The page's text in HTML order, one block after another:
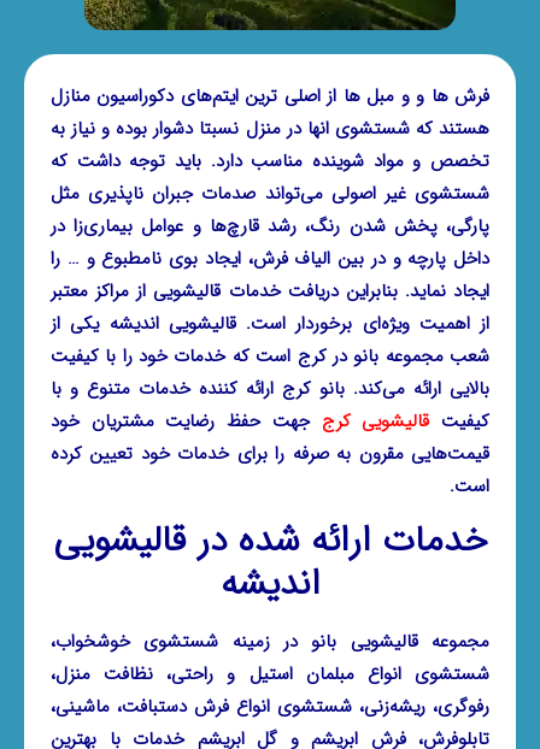
فرش ها و و مبل ها از اصلی ترین ایتم‌های دکوراسیون منازل
هستند که شستشوی انها در منزل نسبتا دشوار بوده و نیاز به
تخصص و مواد شوینده مناسب دارد. باید توجه داشت که
شستشوی غیر اصولی می‌تواند صدمات جبران ناپذیری مثل
پارگی، پخش شدن رنگ، رشد قارچ‌ها و عوامل بیماری‌زا در
داخل پارچه و در بین الیاف فرش، ایجاد بوی نامطبوع و … را
ایجاد نماید. بنابراین دریافت خدمات قالیشویی از مراکز معتبر
از اهمیت ویژه‌ای برخوردار است.قالیشویی اندیشه یکی از
شعب مجموعه بانو در کرج است که خدمات خود را با کیفیت
بالایی ارائه می‌کند. بانو کرج ارائه کننده خدمات متنوع و با
کیفیت قالیشویی کرج جهت حفظ رضایت مشتریان خود
قیمت‌هایی مقرون به صرفه را برای خدمات خود تعیین کرده
است.
خدمات ارائه شده در قالیشویی
اندیشه
مجموعه قالیشویی بانو در زمینه شستشوی خوشخواب،
شستشوی انواع مبلمان استیل و راحتی، نظافت منزل،
رفوگری، ریشه‌زنی، شستشوی انواع فرش دستبافت، ماشینی،
تابلوفرش، فرش ابریشم و گل ابریشم خدمات با بهترین